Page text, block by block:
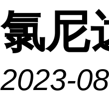
氯尼
2023-